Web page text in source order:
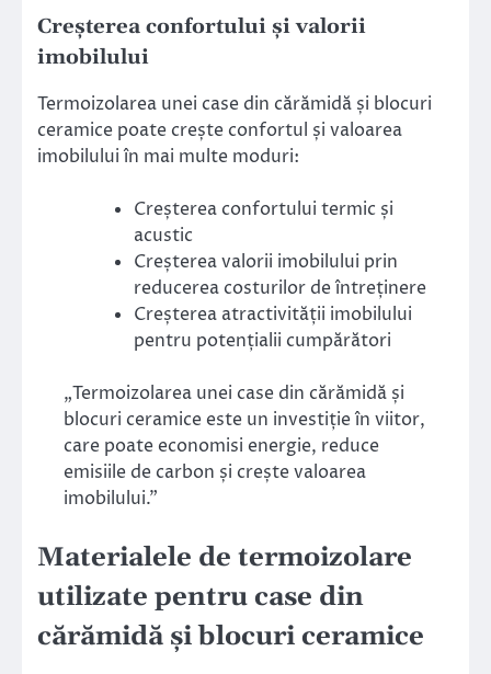
Creșterea confortului și valorii
imobilului
Termoizolarea unei case din cărămidă și blocuri
ceramice poate crește confortul și valoarea
imobilului în mai multe moduri:
Creșterea confortului termic și
acustic
Creșterea valorii imobilului prin
reducerea costurilor de întreținere
Creșterea atractivității imobilului
pentru potențialii cumpărători
„Termoizolarea unei case din cărămidă și
blocuri ceramice este un investiție în viitor,
care poate economisi energie, reduce
emisiile de carbon și crește valoarea
imobilului.”
Materialele de termoizolare
utilizate pentru case din
cărămidă și blocuri ceramice